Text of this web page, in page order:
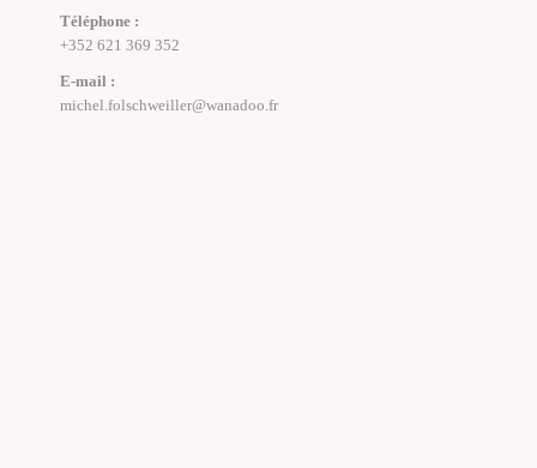
Téléphone :
+352 621 369 352
E-mail :
michel.folschweiller@wanadoo.fr